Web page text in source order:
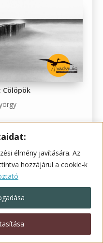
élmény javítására. Az
hozzájárul a cookie-k
Cölöpök